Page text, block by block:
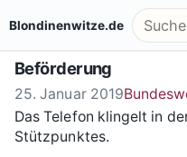
Blondinenwitze.de Suche
Beförderung
25. Januar 2019
Das Telefon klingelt in
Stützpunktes.